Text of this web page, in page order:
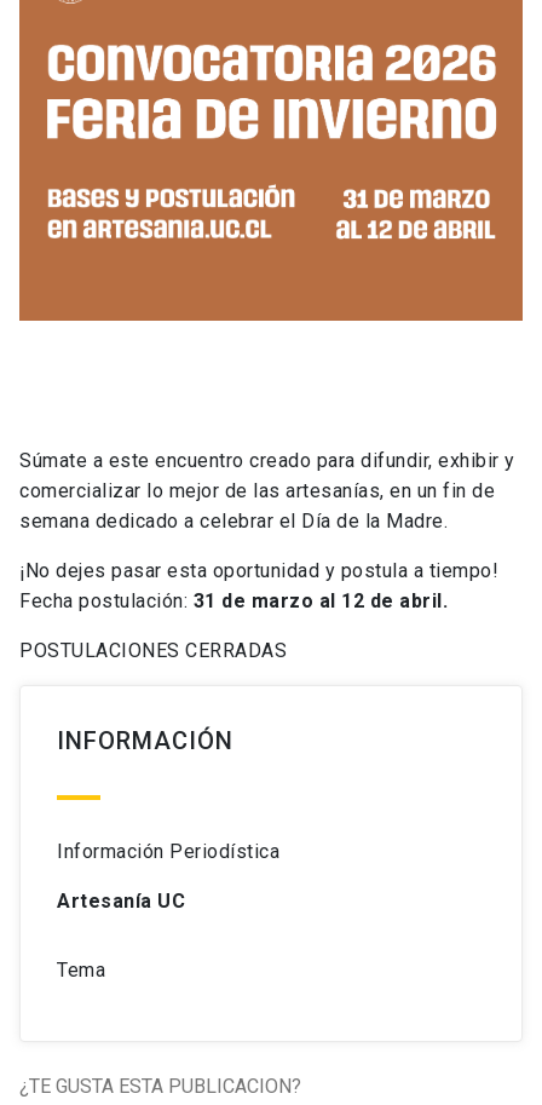
Súmate a este encuentro creado para difundir, exhibir y
comercializar lo mejor de las artesanías, en un fin de
semana dedicado a celebrar el Día de la Madre.
¡No dejes pasar esta oportunidad y postula a tiempo!
Fecha postulación: 31 de marzo al 12 de abril.
POSTULACIONES CERRADAS
INFORMACIÓN
Información Periodística
Artesanía UC
Tema
¿TE GUSTA ESTA PUBLICACION?